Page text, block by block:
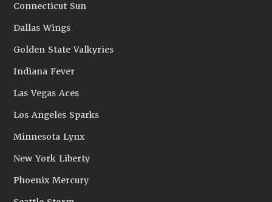
Connecticut Sun
Dallas Wings
Golden State Valkyries
Indiana Fever
Las Vegas Aces
Los Angeles Sparks
Minnesota Lynx
New York Liberty
Phoenix Mercury